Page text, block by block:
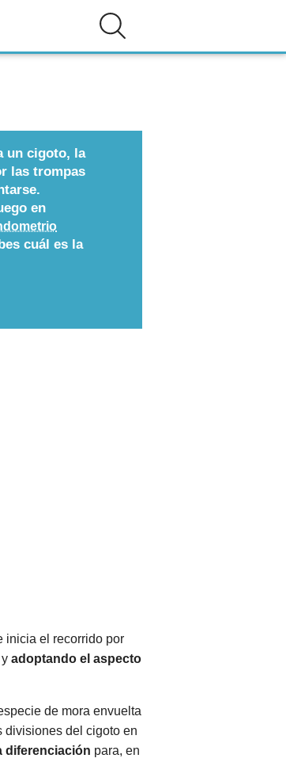
un cigoto, la
las trompas
en
cuál es la
inicia el recorrido por
adoptando el aspecto
de mora envuelta
divisiones del cigoto en
diferenciación para, en